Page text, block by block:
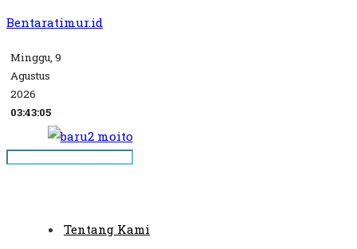
Bentaratimur.id
Minggu, 9
Agustus
2026
03:43:06
Tentang Kami